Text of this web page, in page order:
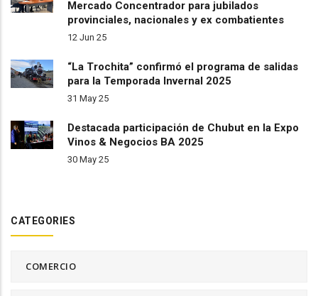
Mercado Concentrador para jubilados
provinciales, nacionales y ex combatientes
12 Jun 25
“La Trochita” confirmó el programa de salidas
para la Temporada Invernal 2025
31 May 25
Destacada participación de Chubut en la Expo
Vinos & Negocios BA 2025
30 May 25
CATEGORIES
COMERCIO